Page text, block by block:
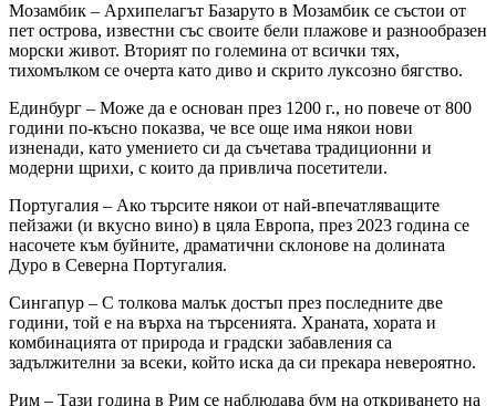
Мозамбик – Архипелагът Базаруто в Мозамбик се състои от
пет острова, известни със своите бели плажове и разнообразен
морски живот. Вторият по големина от всички тях,
тихомълком се очерта като диво и скрито луксозно бягство.
Единбург – Може да е основан през 1200 г., но повече от 800
години по-късно показва, че все още има някои нови
изненади, като умението си да съчетава традиционни и
модерни щрихи, с които да привлича посетители.
Португалия – Ако търсите някои от най-впечатляващите
пейзажи (и вкусно вино) в цяла Европа, през 2023 година се
насочете към буйните, драматични склонове на долината
Дуро в Северна Португалия.
Сингапур – С толкова малък достъп през последните две
години, той е на върха на търсенията. Храната, хората и
комбинацията от природа и градски забавления са
задължителни за всеки, който иска да си прекара невероятно.
Рим – Тази година в Рим се наблюдава бум на откриването на